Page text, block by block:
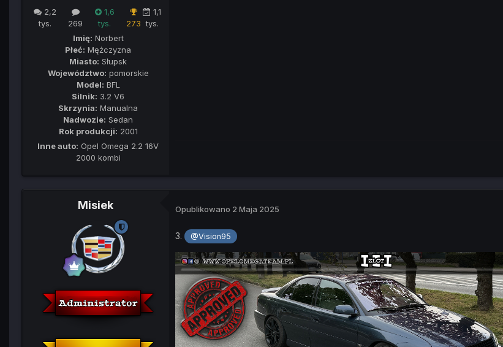
2,2
tys.
269
1,6
tys.
273
1,1
tys.
Imię: Norbert
Płeć: Mężczyzna
Miasto: Słupsk
Województwo: pomorskie
Model: BFL
Silnik: 3.2 V6
Skrzynia: Manualna
Nadwozie: Sedan
Rok produkcji: 2001
Inne auto: Opel Omega 2.2 16V
2000 kombi
Misiek Opublikowano 2 Maja 2025
3. @Vision95